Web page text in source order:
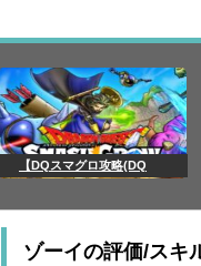
【DQスマグロ攻略(DQ
ゾーイの評価/スキ